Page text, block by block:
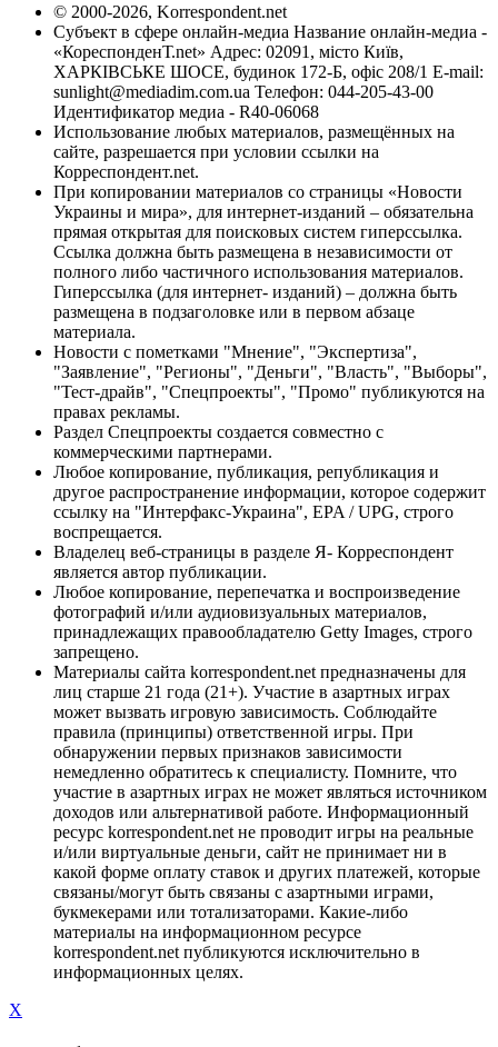
© 2000-2026, Korrespondent.net
Субъект в сфере онлайн-медиа Название онлайн-медиа -
«КореспонденТ.net» Адрес: 02091, місто Київ,
ХАРКІВСЬКЕ ШОСЕ, будинок 172-Б, офіс 208/1 E-mail:
sunlight@mediadim.com.ua Телефон: 044-205-43-00
Идентификатор медиа - R40-06068
Использование любых материалов, размещённых на
сайте, разрешается при условии ссылки на
Корреспондент.net.
При копировании материалов со страницы «Новости
Украины и мира», для интернет-изданий – обязательна
прямая открытая для поисковых систем гиперссылка.
Ссылка должна быть размещена в независимости от
полного либо частичного использования материалов.
Гиперссылка (для интернет- изданий) – должна быть
размещена в подзаголовке или в первом абзаце
материала.
Новости с пометками "Мнение", "Экспертиза",
"Заявление", "Регионы", "Деньги", "Власть", "Выборы",
"Тест-драйв", "Спецпроекты", "Промо" публикуются на
правах рекламы.
Раздел Спецпроекты создается совместно с
коммерческими партнерами.
Любое копирование, публикация, републикация и
другое распространение информации, которое содержит
ссылку на "Интерфакс-Украина", EPA / UPG, строго
воспрещается.
Владелец веб-страницы в разделе Я- Корреспондент
является автор публикации.
Любое копирование, перепечатка и воспроизведение
фотографий и/или аудиовизуальных материалов,
принадлежащих правообладателю Getty Images, строго
запрещено.
Материалы сайта korrespondent.net предназначены для
лиц старше 21 года (21+). Участие в азартных играх
может вызвать игровую зависимость. Соблюдайте
правила (принципы) ответственной игры. При
обнаружении первых признаков зависимости
немедленно обратитесь к специалисту. Помните, что
участие в азартных играх не может являться источником
доходов или альтернативой работе. Информационный
ресурс korrespondent.net не проводит игры на реальные
и/или виртуальные деньги, сайт не принимает ни в
какой форме оплату ставок и других платежей, которые
связаны/могут быть связаны с азартными играми,
букмекерами или тотализаторами. Какие-либо
материалы на информационном ресурсе
korrespondent.net публикуются исключительно в
информационных целях.
X